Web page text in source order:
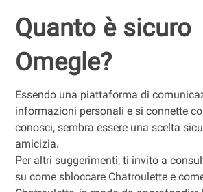
Quanto è sicuro
Omegle?
Essendo una piattaforma di
informazioni personali e si connette
conosci, sembra essere una scelta
amicizia.
Per altri suggerimenti, ti invito a
su come sbloccare Chatroulette e